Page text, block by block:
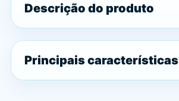
Descrição do produto
Principais características